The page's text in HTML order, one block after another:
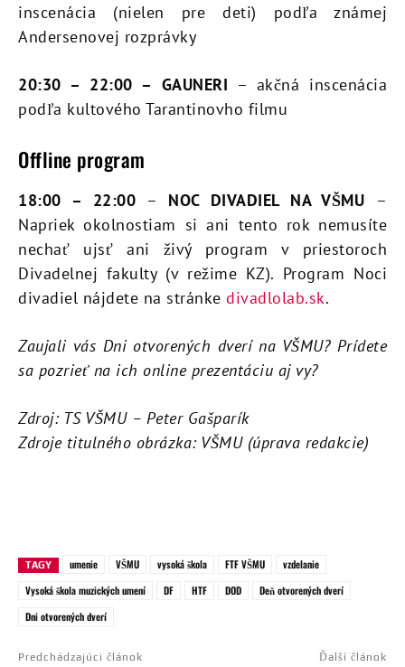
inscenácia (nielen pre deti) podľa známej
Andersenovej rozprávky
20:30 – 22:00 – GAUNERI – akčná inscenácia
podľa kultového Tarantinovho filmu
Offline program
18:00 – 22:00 – NOC DIVADIEL NA VŠMU
–
Napriek okolnostiam si ani tento rok nemusíte
nechať ujsť ani živý program v priestoroch
Divadelnej fakulty (v režime KZ). Program Noci
divadiel nájdete na stránke divadlolab.sk.
Zaujali vás Dni otvorených dverí na VŠMU? Prídete
sa pozrieť na ich online prezentáciu aj vy?
Zdroj: TS VŠMU – Peter Gašparík
Zdroje titulného obrázka: VŠMU (úprava redakcie)
TAGY umenie VŠMU vysoká škola FTF VŠMU
vzdelanie
Vysoká škola muzických umení
DF HTF DOD
Deň otvorených dverí
Dni otvorených dverí
Predchádzajúci článok Ďalší článok